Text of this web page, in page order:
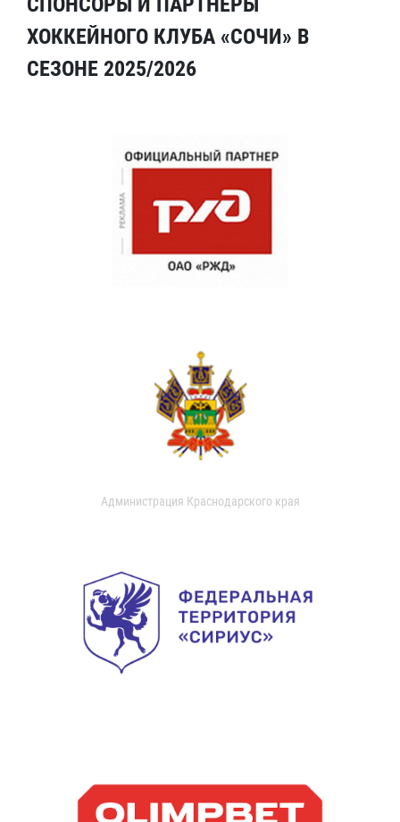
ХОККЕЙНОГО КЛУБА «СОЧИ» В
СЕЗОНЕ 2025/2026
Администрация Краснодарского края